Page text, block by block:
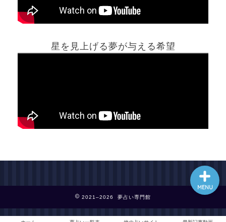
星を見上げる夢が与える希望
2021–2026 夢占い専門館
MENU
ホーム
最新記事動画